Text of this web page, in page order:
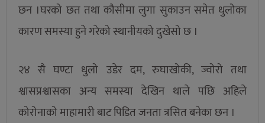
छन ।घरको छत तथा कौसीमा लुगा सुकाउन समेत धुलोका
कारण समस्या हुने गरेको स्थानीयको दुखेसो छ ।
२४ सै घण्टा धुलो उडेर दम, रुघाखोकी, ज्वोरो तथा
श्वासप्रश्वासका अन्य समस्या देखिन थाले पछि अहिले
कोरोनाको माहामारी बाट पिडित जनता त्रसित बनेका छन ।